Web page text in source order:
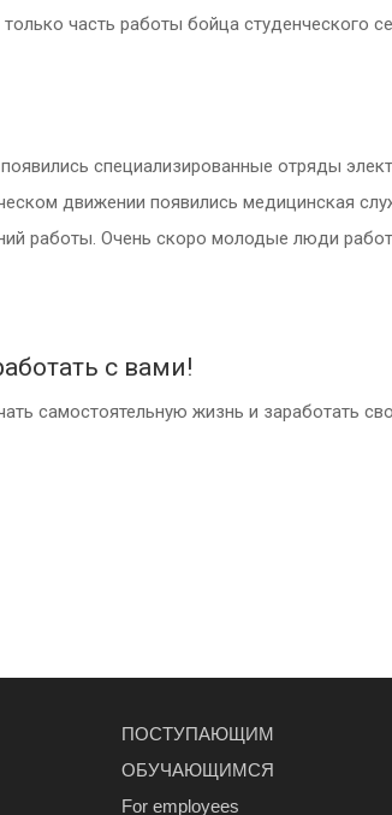
часть работы бойца студенческого
специализированные отряды
движении появились медицинская
работы. Очень скоро молодые люди
с вами!
самостоятельную жизнь и заработать
ПОСТУПАЮЩИМ
ОБУЧАЮЩИМСЯ
For employees